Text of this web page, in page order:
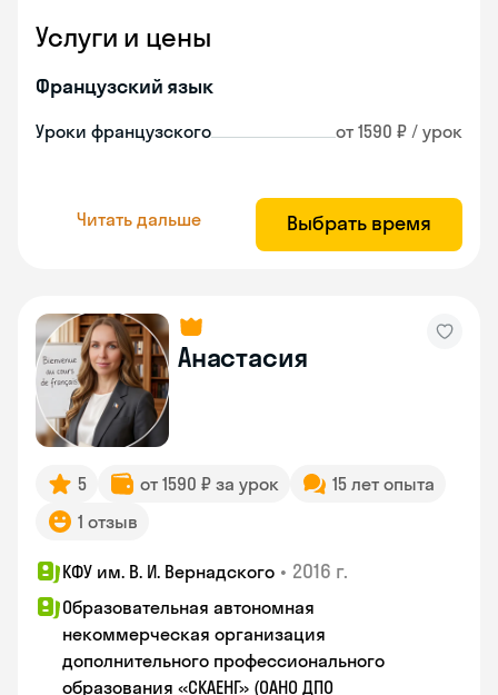
Услуги и цены
Французский язык
Уроки французского от 1590 ₽ / урок
Читать дальше Выбрать время
Анастасия
5 от 1590 ₽ за урок
15 лет опыта
1 отзыв
КФУ им. В. И. Вернадского • 2016 г.
Образовательная автономная
некоммерческая организация
дополнительного профессионального
образования «СКАЕНГ» (ОАНО ДПО